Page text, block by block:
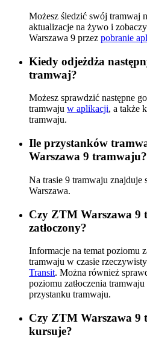
Możesz śledzić swój tramwaj
aktualizacje na żywo i
Warszawa 9 przez pobranie
Kiedy odjeżdża
tramwaj?
Możesz sprawdzić następne
tramwaju w aplikacji, a także
tramwaju.
Ile przystanków
Warszawa 9 tramwaju?
Na trasie 9 tramwaju
Warszawa.
Czy ZTM Warszawa 9
zatłoczony?
Informacje na temat poziomu
tramwaju w czasie
Transit. Można również
poziomu zatłoczenia
przystanku tramwaju.
Czy ZTM Warszawa
kursuje?